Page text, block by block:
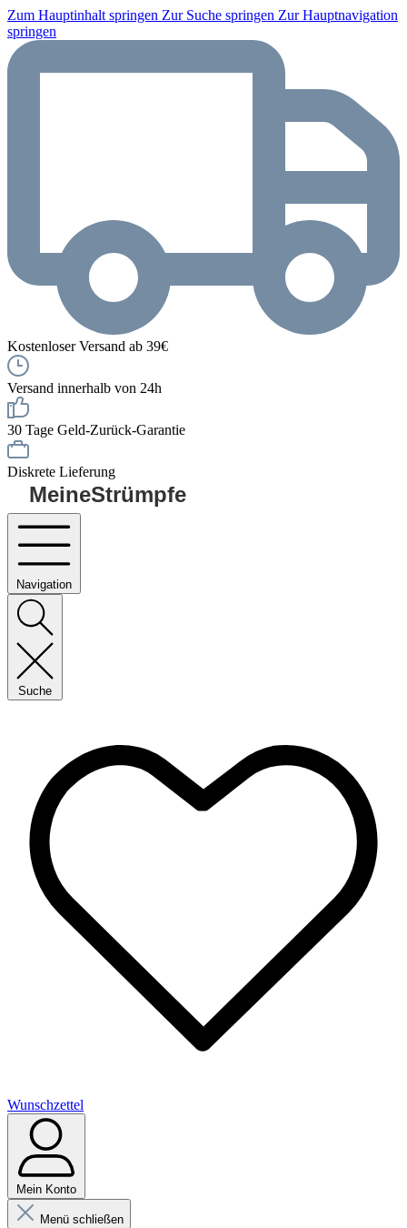
Zum Hauptinhalt springen Zur Suche springen Zur Hauptnavigation
springen
Kostenloser Versand ab 39€
Versand innerhalb von 24h
30 Tage Geld-Zurück-Garantie
Diskrete Lieferung
MeineStrümpfe
Navigation
Suche
Wunschzettel
Mein Konto
Menü schließen